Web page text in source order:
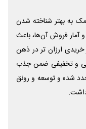
به بهتر شناخته شدن
آمار فروش آن‌ها، باعث
ارزان تر در ذهن
و تخفیفی ضمن جذب
شده و توسعه و رونق